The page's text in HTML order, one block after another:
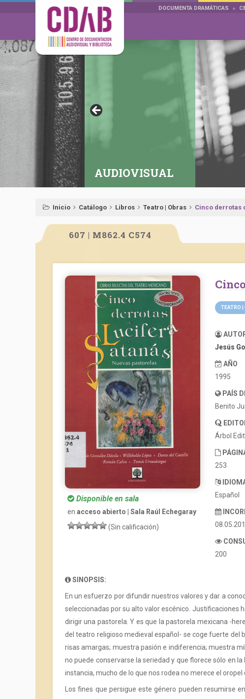
DOCUMENTA DRAMÁTICAS
AUDIOVISUAL
Inicio Catálogo Libros Teatro | Obras Cinco derrotas
607 | M862.4 C574
Disponible en sala
en acceso abierto | Sala Raúl Echegaray
(Sin calificación)
TEATRO |
Jesús
AÑO
1995
PAÍS
Benito
Árbol
253
Español
200
SINOPSIS:
En un esfuerzo por difundir nuestros valores y dar a
seleccionadas por su alto valor escénico. Justificaciones
dirigir una pastorela. Y es que la pastorela mexicana -
del teatro religioso medieval español- se coge fuerte del
risas amargas; muestra pasión e indiferencia; muestra
no puede conservarse la seriedad y que florece sólo en
instancia, mucho de lo que nos rodea no merece el
Los fines que persigue este género pueden resumirse